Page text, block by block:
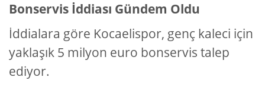
Bonservis İddiası Gündem Oldu
İddialara göre Kocaelispor, genç kaleci için
yaklaşık 5 milyon euro bonservis talep
ediyor.